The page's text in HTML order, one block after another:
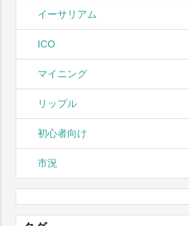
イーサリアム
ICO
マイニング
リップル
初心者向け
市況